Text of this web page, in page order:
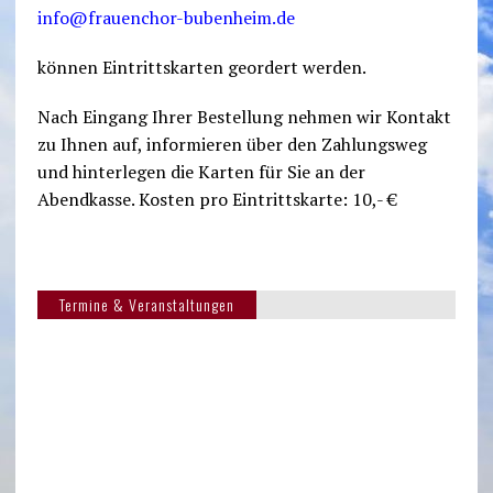
info@frauenchor-bubenheim.de
können Eintrittskarten geordert werden.
Nach Eingang Ihrer Bestellung nehmen wir Kontakt
zu Ihnen auf, informieren über den Zahlungsweg
und hinterlegen die Karten für Sie an der
Abendkasse. Kosten pro Eintrittskarte: 10,- €
Termine & Veranstaltungen